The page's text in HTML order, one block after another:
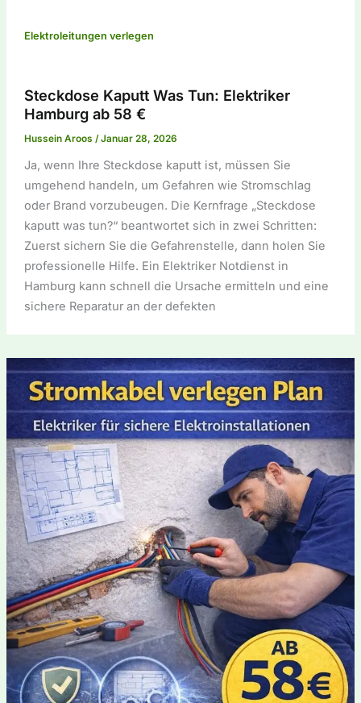
Elektroleitungen verlegen
Steckdose Kaputt Was Tun: Elektriker
Hamburg ab 58 €
Hussein Aroos /Januar 28, 2026
Ja, wenn Ihre Steckdose kaputt ist, müssen Sie
umgehend handeln, um Gefahren wie Stromschlag
oder Brand vorzubeugen. Die Kernfrage „Steckdose
kaputt was tun?“ beantwortet sich in zwei Schritten:
Zuerst sichern Sie die Gefahrenstelle, dann holen Sie
professionelle Hilfe. Ein Elektriker Notdienst in
Hamburg kann schnell die Ursache ermitteln und eine
sichere Reparatur an der defekten